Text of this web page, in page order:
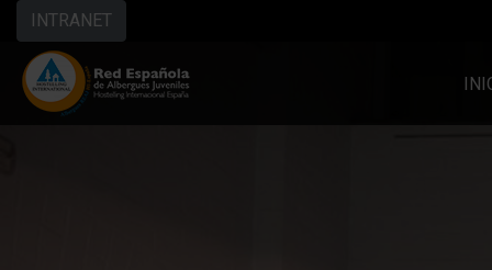
INTRANET